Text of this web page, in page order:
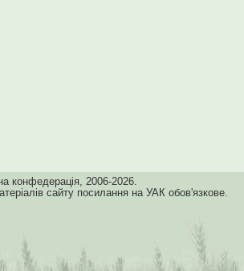
конфедерація, 2006-2026.
сайту посилання на УАК обов'язкове.